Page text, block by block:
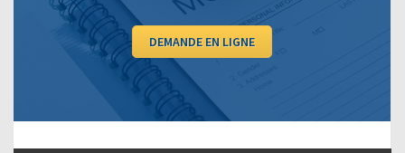
DEMANDE EN LIGNE